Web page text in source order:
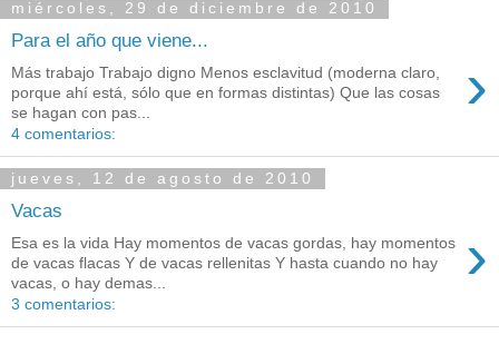
miércoles, 29 de diciembre de 2010
Para el año que viene...
›
Más trabajo Trabajo digno Menos esclavitud (moderna claro,
porque ahí está, sólo que en formas distintas) Que las cosas
se hagan con pas...
4 comentarios:
jueves, 12 de agosto de 2010
Vacas
›
Esa es la vida Hay momentos de vacas gordas, hay momentos
de vacas flacas Y de vacas rellenitas Y hasta cuando no hay
vacas, o hay demas...
3 comentarios: